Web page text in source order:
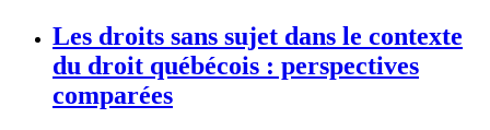
Les droits sans sujet dans le contexte
du droit québécois : perspectives
comparées